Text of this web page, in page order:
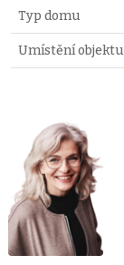
Typ domu
Umístění objektu